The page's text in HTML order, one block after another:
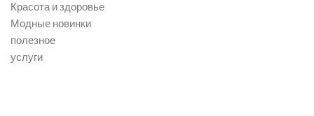
Красота и здоровье
Модные новинки
полезное
услуги